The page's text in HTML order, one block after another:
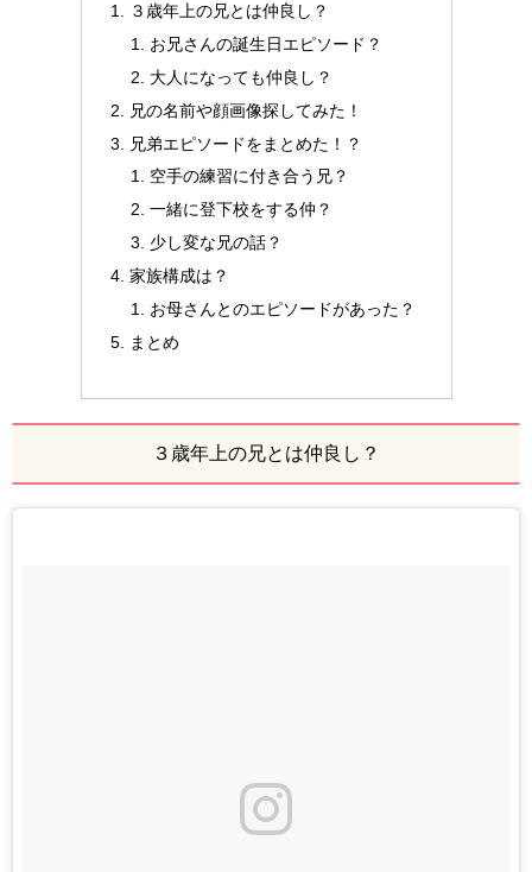
３歳年上の兄とは仲良し？
お兄さんの誕生日エピソード？
大人になっても仲良し？
兄の名前や顔画像探してみた！
兄弟エピソードをまとめた！？
空手の練習に付き合う兄？
一緒に登下校をする仲？
少し変な兄の話？
家族構成は？
お母さんとのエピソードがあった？
まとめ
３歳年上の兄とは仲良し？